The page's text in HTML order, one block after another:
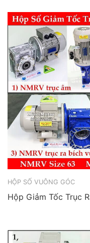
HỘP SỐ VUÔNG GÓC
Hộp Giảm Tốc Trục